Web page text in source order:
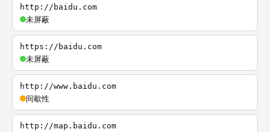
http://baidu.com
未屏蔽
https://baidu.com
未屏蔽
http://www.baidu.com
间歇性
http://map.baidu.com